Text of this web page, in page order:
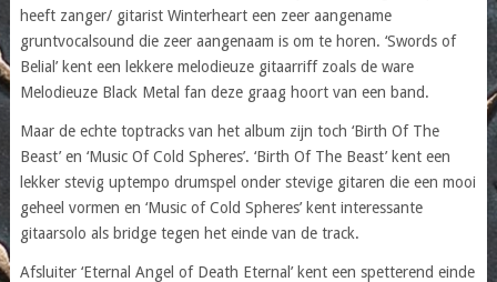
heeft zanger/ gitarist Winterheart een zeer aangename
gruntvocalsound die zeer aangenaam is om te horen. ‘Swords of
Belial’ kent een lekkere melodieuze gitaarriff zoals de ware
Melodieuze Black Metal fan deze graag hoort van een band.
Maar de echte toptracks van het album zijn toch ‘Birth Of The
Beast’ en ‘Music Of Cold Spheres’. ‘Birth Of The Beast’ kent een
lekker stevig uptempo drumspel onder stevige gitaren die een mooi
geheel vormen en ‘Music of Cold Spheres’ kent interessante
gitaarsolo als bridge tegen het einde van de track.
Afsluiter ‘Eternal Angel of Death Eternal’ kent een spetterend einde